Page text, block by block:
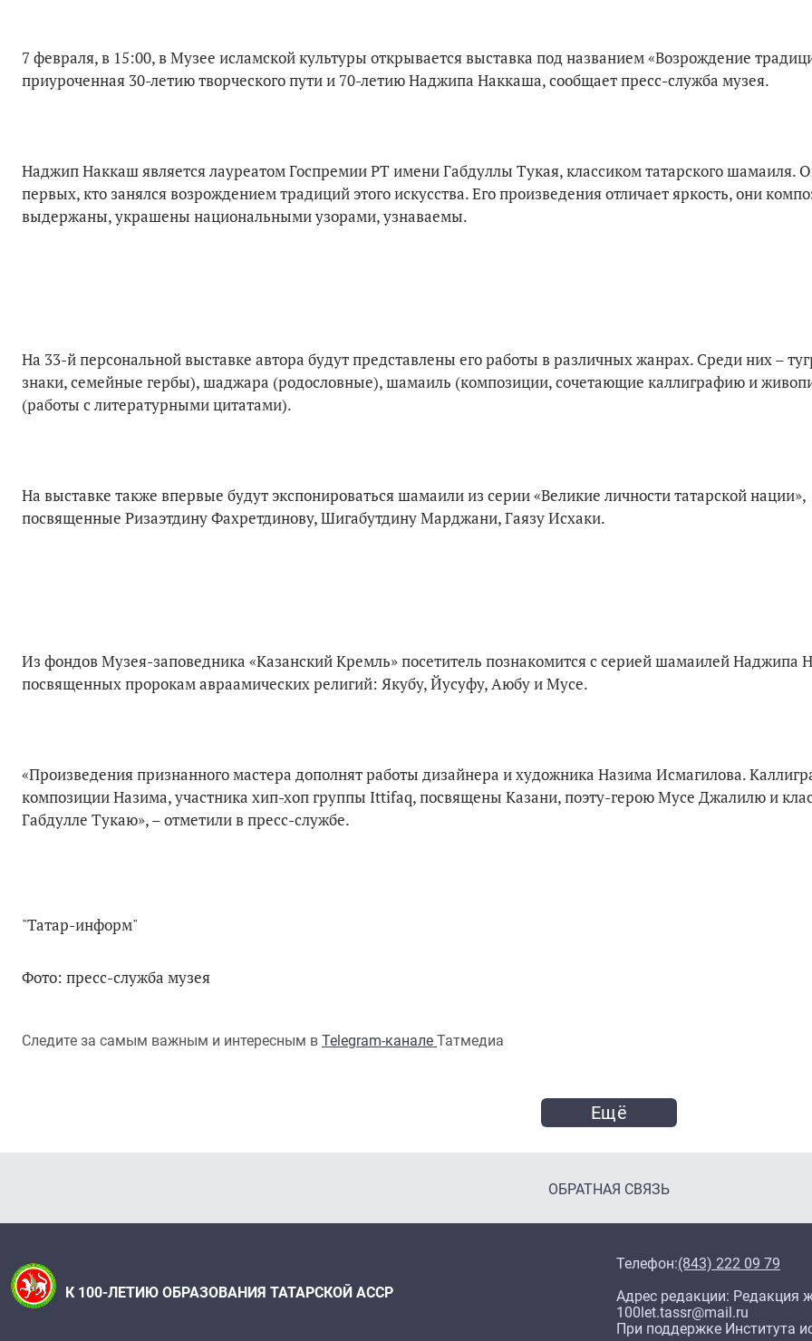
7 февраля, в 15:00, в Музее исламской культуры открывается выставка под названием «Возрождение
приуроченная 30-летию творческого пути и 70-летию Наджипа Наккаша, сообщает пресс-служба музея.
Наджип Наккаш является лауреатом Госпремии РТ имени Габдуллы Тукая, классиком татарского шамаиля.
первых, кто занялся возрождением традиций этого искусства. Его произведения отличает яркость, они
выдержаны, украшены национальными узорами, узнаваемы.
На 33-й персональной выставке автора будут представлены его работы в различных жанрах. Среди них –
знаки, семейные гербы), шаджара (родословные), шамаиль (композиции, сочетающие каллиграфию и
(работы с литературными цитатами).
На выставке также впервые будут экспонироваться шамаили из серии «Великие личности татарской нации»,
посвященные Ризаэтдину Фахретдинову, Шигабутдину Марджани, Гаязу Исхаки.
Из фондов Музея-заповедника «Казанский Кремль» посетитель познакомится с серией шамаилей Наджипа
посвященных пророкам авраамических религий: Якубу, Йусуфу, Аюбу и Мусе.
«Произведения признанного мастера дополнят работы дизайнера и художника Назима Исмагилова.
композиции Назима, участника хип-хоп группы Ittifaq, посвящены Казани, поэту-герою Мусе Джалилю и
Габдулле Тукаю», – отметили в пресс-службе.
"Татар-информ"
Фото: пресс-служба музея
Следите за самым важным и интересным в Telegram-канале Татмедиа
Ещё
ОБРАТНАЯ СВЯЗЬ
К 100-ЛЕТИЮ ОБРАЗОВАНИЯ ТАТАРСКОЙ АССР
Телефон:(843) 222 09 79
Адрес редакции: Редакция
100let.tassr@mail.ru
При поддержке Института